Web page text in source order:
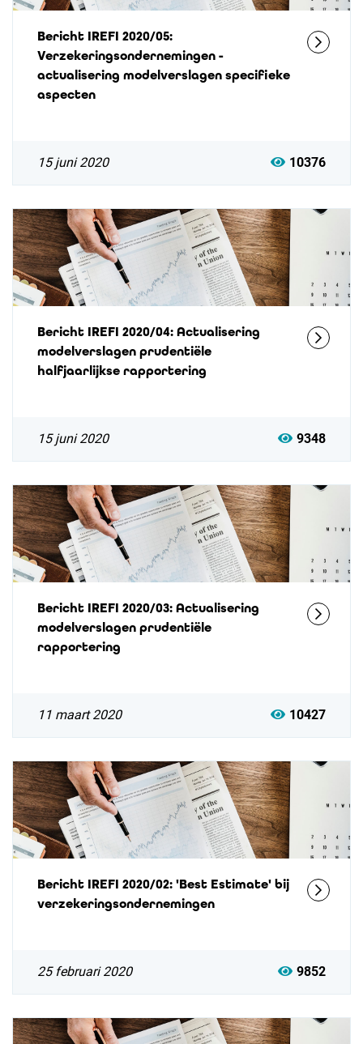
Bericht IREFI 2020/05:
Verzekeringsondernemingen -
actualisering modelverslagen specifieke
aspecten
15 juni 2020 10376
Bericht IREFI 2020/04: Actualisering
modelverslagen prudentiële
halfjaarlijkse rapportering
15 juni 2020 9348
Bericht IREFI 2020/03: Actualisering
modelverslagen prudentiële
rapportering
11 maart 2020 10427
Bericht IREFI 2020/02: 'Best Estimate' bij
verzekeringsondernemingen
25 februari 2020 9852